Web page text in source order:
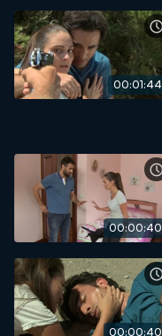
00:01:44
00:00:40
00:00:40